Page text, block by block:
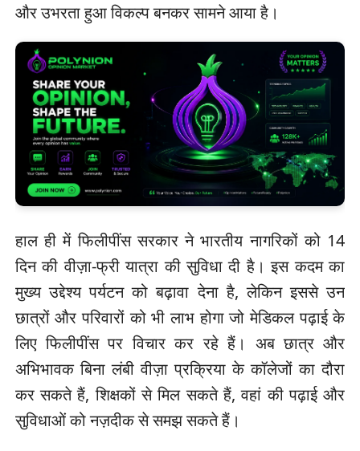
और उभरता हुआ विकल्प बनकर सामने आया है।
हाल ही में फिलीपींस सरकार ने भारतीय नागरिकों को 14
दिन की वीज़ा-फ्री यात्रा की सुविधा दी है। इस कदम का
मुख्य उद्देश्य पर्यटन को बढ़ावा देना है, लेकिन इससे उन
छात्रों और परिवारों को भी लाभ होगा जो मेडिकल पढ़ाई के
लिए फिलीपींस पर विचार कर रहे हैं। अब छात्र और
अभिभावक बिना लंबी वीज़ा प्रक्रिया के कॉलेजों का दौरा
कर सकते हैं, शिक्षकों से मिल सकते हैं, वहां की पढ़ाई और
सुविधाओं को नज़दीक से समझ सकते हैं।